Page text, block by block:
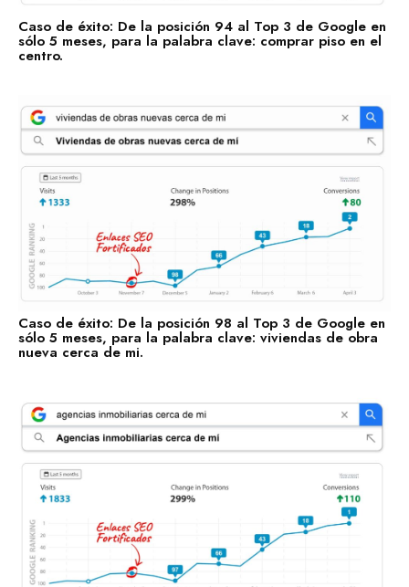
Caso de éxito: De la posición 94 al Top 3 de Google en
sólo 5 meses, para la palabra clave: comprar piso en el
centro.
Caso de éxito: De la posición 98 al Top 3 de Google en
sólo 5 meses, para la palabra clave: viviendas de obra
nueva cerca de mi.